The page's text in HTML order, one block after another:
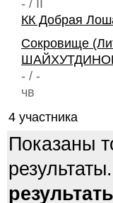
- / II
КК Добрая
Сокровище
- / -
чв
4 участника
Показаны
результаты.